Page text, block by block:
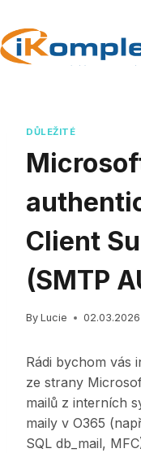
to
content
DŮLEŽITÉ
Client
(SMTP
By Lucie 02.03.2026
Rádi bychom vás
ze strany
mailů z interních
maily v O365
SQL db_mail,